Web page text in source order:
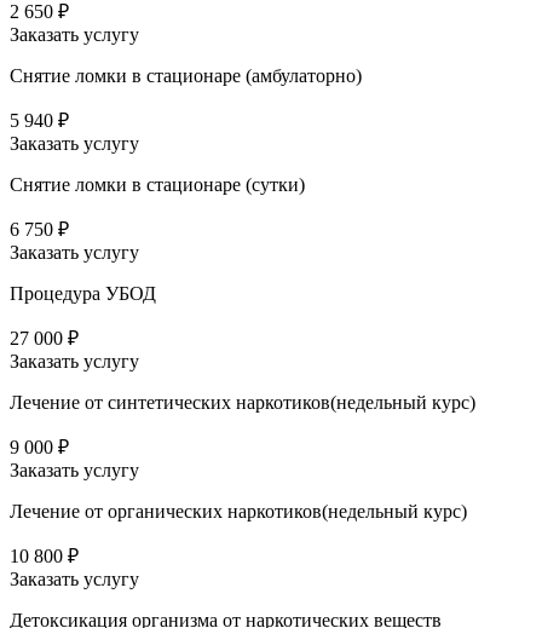
2 650 ₽
Заказать услугу
Снятие ломки в стационаре (амбулаторно)
5 940 ₽
Заказать услугу
Снятие ломки в стационаре (сутки)
6 750 ₽
Заказать услугу
Процедура УБОД
27 000 ₽
Заказать услугу
Лечение от синтетических наркотиков(недельный курс)
9 000 ₽
Заказать услугу
Лечение от органических наркотиков(недельный курс)
10 800 ₽
Заказать услугу
Детоксикация организма от наркотических веществ